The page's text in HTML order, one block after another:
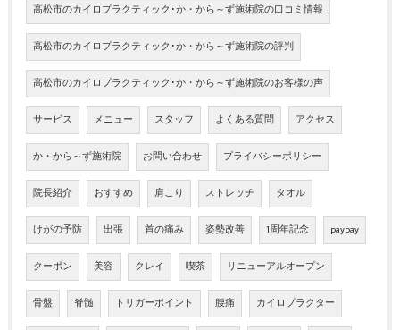
高松市のカイロプラクティック･か・から～ず施術院の口コミ情報
高松市のカイロプラクティック･か・から～ず施術院の評判
高松市のカイロプラクティック･か・から～ず施術院のお客様の声
サービス メニュー スタッフ よくある質問 アクセス
か・から～ず施術院 お問い合わせ プライバシーポリシー
院長紹介 おすすめ 肩こり ストレッチ タオル
けがの予防 出張 首の痛み 姿勢改善 1周年記念 paypay
クーポン 美容 クレイ 喫茶 リニューアルオープン
骨盤 脊髄 トリガーポイント 腰痛 カイロプラクター